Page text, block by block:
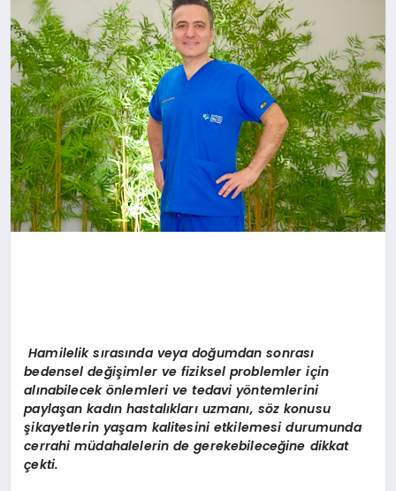
SIYASET
SPOR
TEKNOLOJI
Hamilelik sırasında veya doğumdan sonrası
bedensel değişimler ve fiziksel problemler için
alınabilecek önlemleri ve tedavi yöntemlerini
paylaşan kadın hastalıkları uzmanı, söz konusu
şikayetlerin yaşam kalitesini etkilemesi durumunda
cerrahi müdahalelerin de gerekebileceğine dikkat
çekti.